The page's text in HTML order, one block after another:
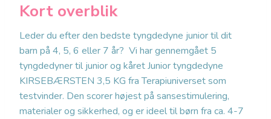
Kort overblik
Leder du efter den bedste tyngdedyne junior til dit
barn på 4, 5, 6 eller 7 år? Vi har gennemgået 5
tyngdedyner til junior og kåret Junior tyngdedyne
KIRSEBÆRSTEN 3,5 KG fra Terapiuniverset som
testvinder. Den scorer højest på sansestimulering,
materialer og sikkerhed, og er ideel til børn fra ca. 4-7